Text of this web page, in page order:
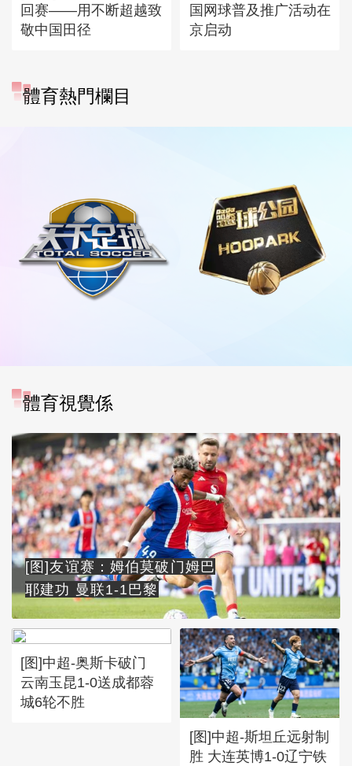
回赛——用不断超越致
敬中国田径
国网球普及推广活动在
京启动
體育熱門欄目
體育視覺係
[图]友谊赛：姆伯莫破门姆巴
耶建功 曼联1-1巴黎
[图]中超-奥斯卡破门
云南玉昆1-0送成都蓉
城6轮不胜
[图]中超-斯坦丘远射制
胜 大连英博1-0辽宁铁